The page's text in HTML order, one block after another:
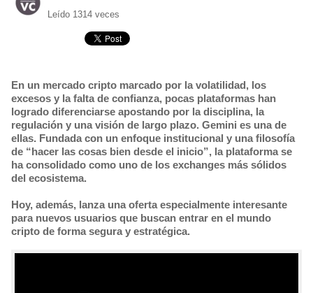
Leído 1314 veces
En un mercado cripto marcado por la volatilidad, los
excesos y la falta de confianza, pocas plataformas han
logrado diferenciarse apostando por la disciplina, la
regulación y una visión de largo plazo. Gemini es una de
ellas. Fundada con un enfoque institucional y una filosofía
de “hacer las cosas bien desde el inicio”, la plataforma se
ha consolidado como uno de los exchanges más sólidos
del ecosistema.
Hoy, además, lanza una oferta especialmente interesante
para nuevos usuarios que buscan entrar en el mundo
cripto de forma segura y estratégica.